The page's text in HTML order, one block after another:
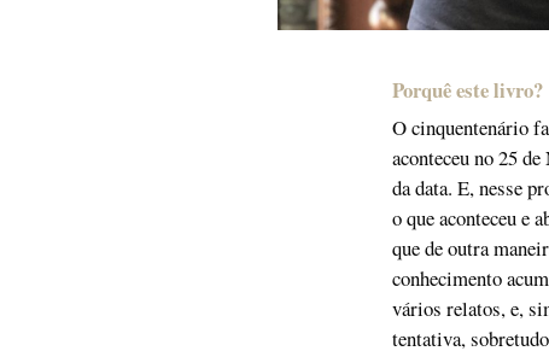
Porquê este livro?
O cinquentenário
aconteceu no 25
da data. E, nesse
o que aconteceu e
que de outra
conhecimento
vários relatos, e,
tentativa,